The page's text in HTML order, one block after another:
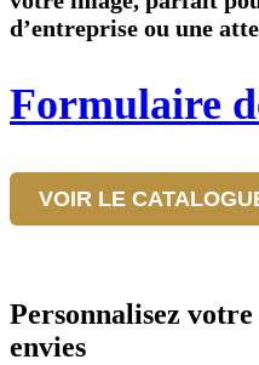
d’entreprise ou une
Formulaire
VOIR LE
Personnalisez
envies